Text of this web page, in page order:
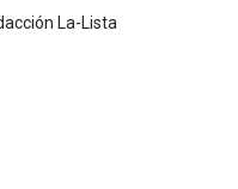
La-Lista